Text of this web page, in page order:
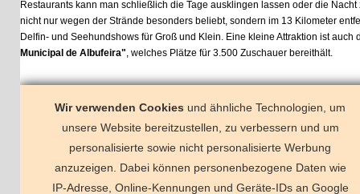
Restaurants kann man schließlich die Tage ausklingen lassen oder die Nacht
nicht nur wegen der Strände besonders beliebt, sondern im 13 Kilometer
Delfin- und Seehundshows für Groß und Klein. Eine kleine Attraktion ist auch
Municipal de Albufeira", welches Plätze für 3.500 Zuschauer bereithält.
Albufeira Vilamoura
Wir verwenden Cookies und ähnliche Technologien, um
unsere Website bereitzustellen, zu verbessern und um
personalisierte sowie nicht personalisierte Werbung
anzuzeigen. Dabei können personenbezogene Daten wie
IP-Adresse, Online-Kennungen und Geräte-IDs an Google